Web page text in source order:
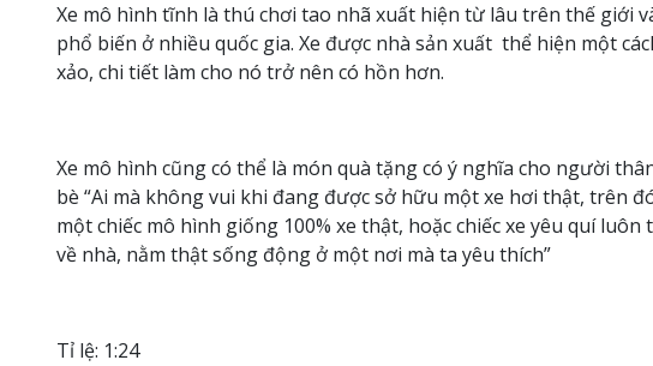
Xe mô hình tĩnh là thú chơi tao nhã xuất hiện từ lâu trên thế giới
phổ biến ở nhiều quốc gia. Xe được nhà sản xuất thể hiện một
xảo, chi tiết làm cho nó trở nên có hồn hơn.
Xe mô hình cũng có thể là món quà tặng có ý nghĩa cho người
bè “Ai mà không vui khi đang được sở hữu một xe hơi thật, trên
một chiếc mô hình giống 100% xe thật, hoặc chiếc xe yêu quí luôn
về nhà, nằm thật sống động ở một nơi mà ta yêu thích”
Tỉ lệ: 1:24